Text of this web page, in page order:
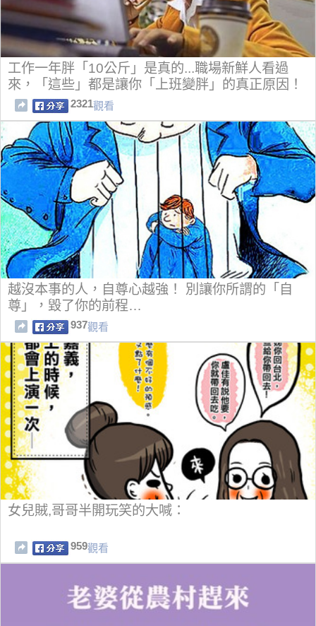
工作一年胖「10公斤」是真的...職場新鮮人看過
來，「這些」都是讓你「上班變胖」的真正原因！
2321觀看
越沒本事的人，自尊心越強！ 別讓你所謂的「自
尊」，毀了你的前程…
937觀看
女兒賊,哥哥半開玩笑的大喊：
959觀看